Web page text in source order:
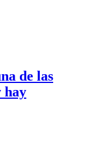
de las
hay